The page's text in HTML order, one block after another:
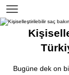
Tüm
Fırsattan
Bugüne dek on
Saç
Saçını tanıyor,